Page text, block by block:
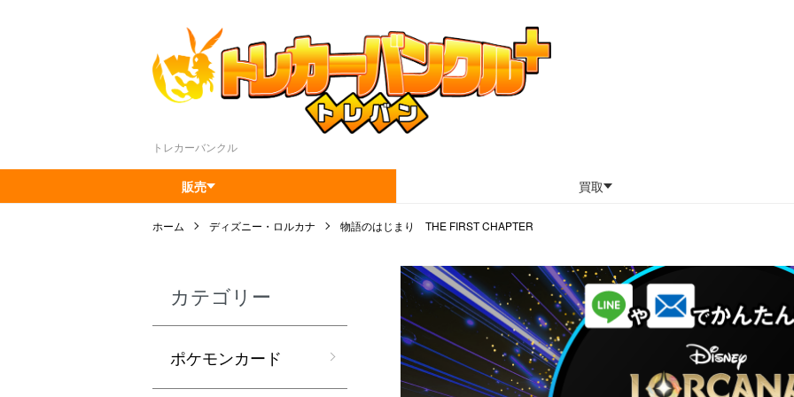
トレカーバンクル
販売 買取
ホーム ディズニー・ロルカナ 物語のはじまり THE FIRST CHAPTER
カテゴリー
ポケモンカード